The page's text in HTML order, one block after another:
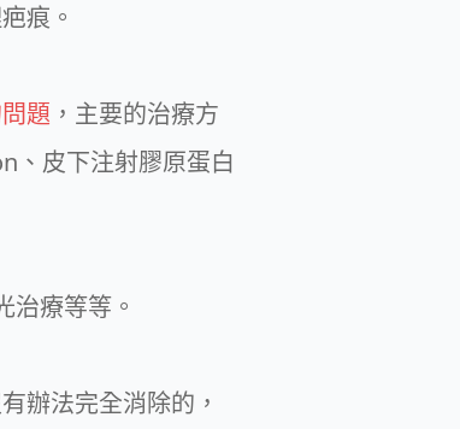
痕。
題 ，主要的治療方
、皮下注射膠原蛋白
療等等。
辦法完全消除的，